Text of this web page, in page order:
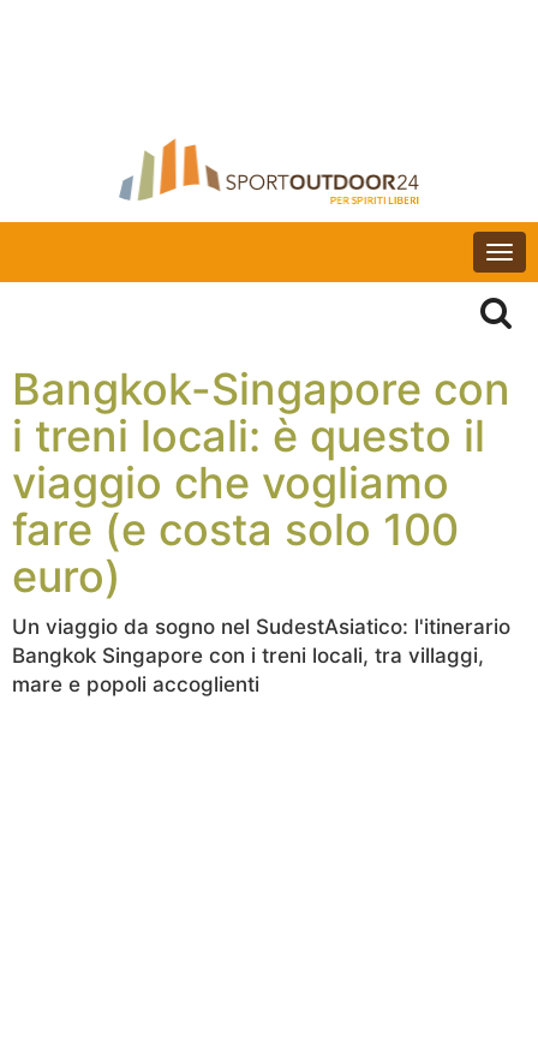
Bangkok-Singapore con
i treni locali: è questo il
viaggio che vogliamo
fare (e costa solo 100
euro)
Un viaggio da sogno nel SudestAsiatico: l'itinerario
Bangkok Singapore con i treni locali, tra villaggi,
mare e popoli accoglienti